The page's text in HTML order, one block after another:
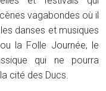
vagabondes où il
danses et musiques
la Folle Journée, le
qui ne pourra
cité des Ducs.